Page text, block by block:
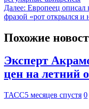
Далее: Европеец описал
фразой «рот открылся и
Похожие
Эксперт
цен на летний
ТАСС5 месяцев спустя 0